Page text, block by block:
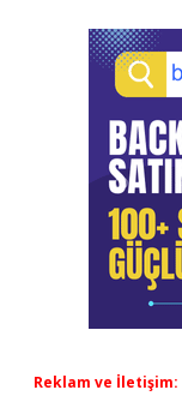
Reklam ve İletişim: